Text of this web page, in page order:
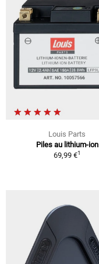
Louis Parts
Piles au lithium-ion
69,99 €1